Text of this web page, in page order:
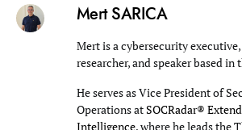
Mert SARICA
Mert is a cybersecurity
researcher, and speaker based in
He serves as Vice President of
Operations atSOCRadar®
Intelligence, where he leads the